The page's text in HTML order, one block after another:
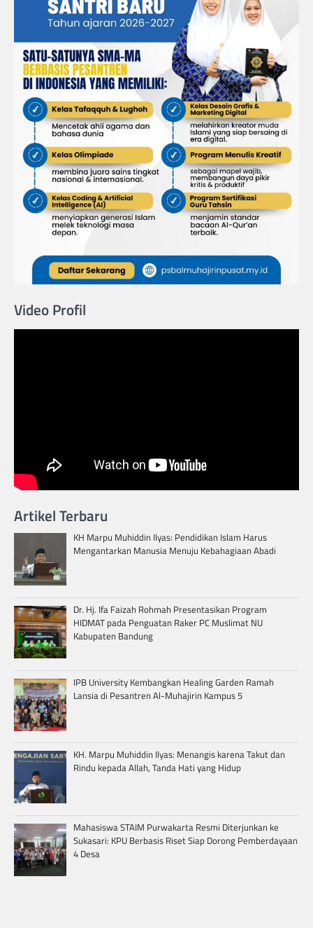
Video Profil
Artikel Terbaru
KH Marpu Muhiddin Ilyas: Pendidikan Islam Harus
Mengantarkan Manusia Menuju Kebahagiaan Abadi
Dr. Hj. Ifa Faizah Rohmah Presentasikan Program
HIDMAT pada Penguatan Raker PC Muslimat NU
Kabupaten Bandung
IPB University Kembangkan Healing Garden Ramah
Lansia di Pesantren Al-Muhajirin Kampus 5
KH. Marpu Muhiddin Ilyas: Menangis karena Takut dan
Rindu kepada Allah, Tanda Hati yang Hidup
Mahasiswa STAIM Purwakarta Resmi Diterjunkan ke
Sukasari: KPU Berbasis Riset Siap Dorong Pemberdayaan
4 Desa